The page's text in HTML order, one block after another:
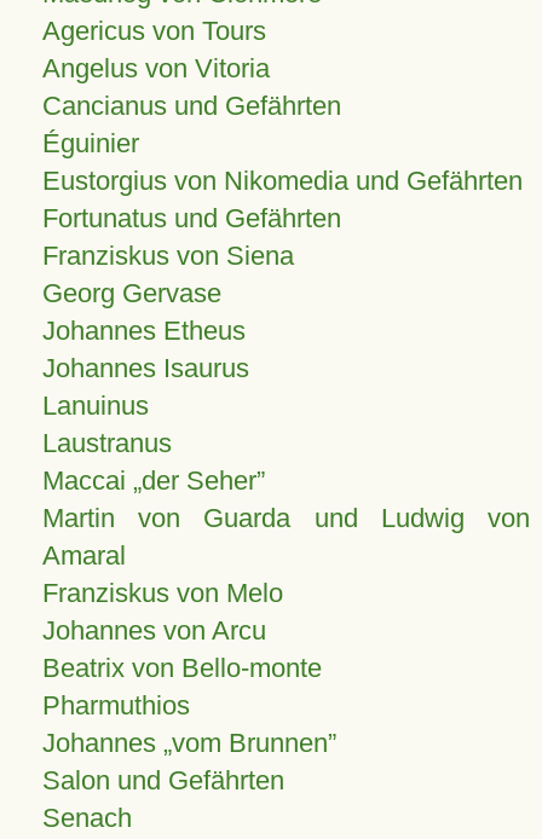
Agericus von Tours
Angelus von Vitoria
Cancianus und Gefährten
Éguinier
Eustorgius von Nikomedia und Gefährten
Fortunatus und Gefährten
Franziskus von Siena
Georg Gervase
Johannes Etheus
Johannes Isaurus
Lanuinus
Laustranus
Maccai „der Seher”
Martin von Guarda und Ludwig von
Amaral
Franziskus von Melo
Johannes von Arcu
Beatrix von Bello-monte
Pharmuthios
Johannes vom Brunnen
Salon und Gefährten
Senach